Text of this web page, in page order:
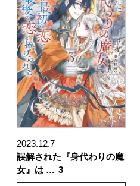
2023.12.7
誤解された『身代わりの魔
女』は … 3